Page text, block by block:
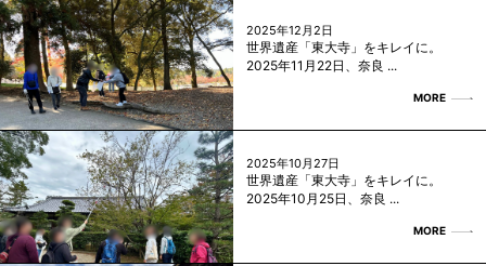
2025年12月2日
世界遺産「東大寺」をキレイに。
2025年11月22日、奈良 ...
MORE
2025年10月27日
世界遺産「東大寺」をキレイに。
2025年10月25日、奈良 ...
MORE